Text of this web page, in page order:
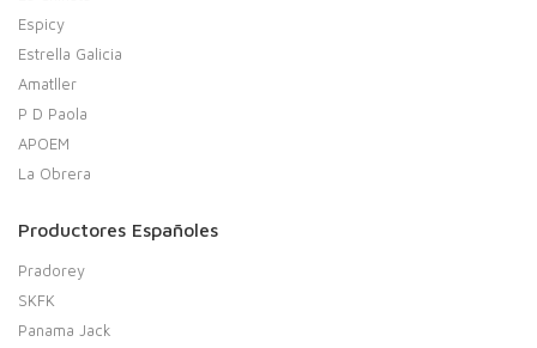
Espicy
Estrella Galicia
Amatller
P D Paola
APOEM
La Obrera
Productores Españoles
Pradorey
SKFK
Panama Jack